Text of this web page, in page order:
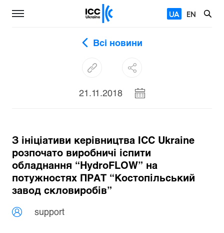
UA EN
Всі новини
21.11.2018
З ініціативи керівництва ICC Ukraine
розпочато виробничі іспити
обладнання “HydroFLOW” на
потужностях ПРАТ “Костопільський
завод скловиробів”
support